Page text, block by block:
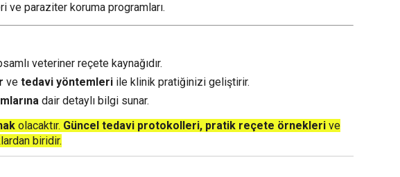
ve paraziter koruma programları.
veteriner reçete kaynağıdır.
ve tedavi yöntemleri ile klinik pratiğinizi geliştirir.
dair detaylı bilgi sunar.
olacaktır. Güncel tedavi protokolleri, pratik reçete örnekleri ve
biridir.